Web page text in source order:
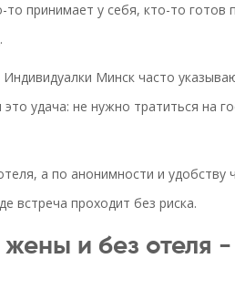
принимает у себя, кто-то готов
Индивидуалки Минск часто
удача: не нужно тратиться на
а по анонимности и удобству
встреча проходит без риска.
жены и без отеля -